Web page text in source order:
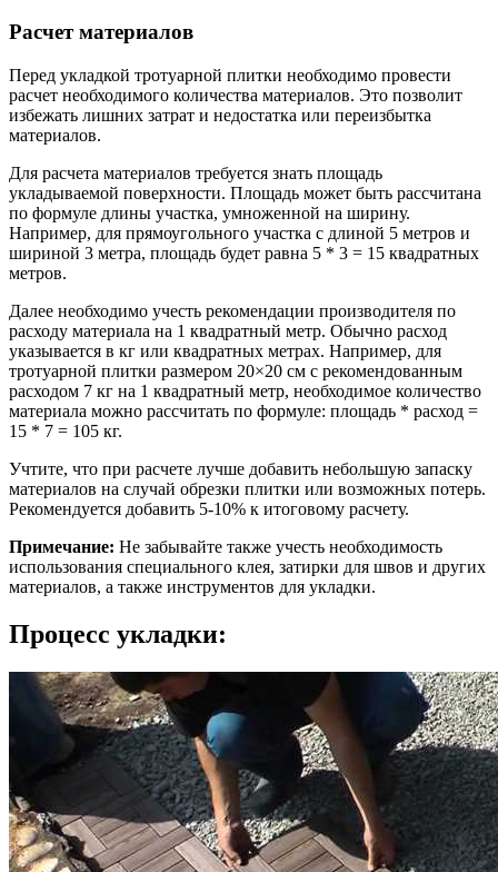
Расчет материалов
Перед укладкой тротуарной плитки необходимо провести
расчет необходимого количества материалов. Это позволит
избежать лишних затрат и недостатка или переизбытка
материалов.
Для расчета материалов требуется знать площадь
укладываемой поверхности. Площадь может быть рассчитана
по формуле длины участка, умноженной на ширину.
Например, для прямоугольного участка с длиной 5 метров и
шириной 3 метра, площадь будет равна 5 * 3 = 15 квадратных
метров.
Далее необходимо учесть рекомендации производителя по
расходу материала на 1 квадратный метр. Обычно расход
указывается в кг или квадратных метрах. Например, для
тротуарной плитки размером 20×20 см с рекомендованным
расходом 7 кг на 1 квадратный метр, необходимое количество
материала можно рассчитать по формуле: площадь * расход =
15 * 7 = 105 кг.
Учтите, что при расчете лучше добавить небольшую запаску
материалов на случай обрезки плитки или возможных потерь.
Рекомендуется добавить 5-10% к итоговому расчету.
Примечание: Не забывайте также учесть необходимость
использования специального клея, затирки для швов и других
материалов, а также инструментов для укладки.
Процесс укладки: